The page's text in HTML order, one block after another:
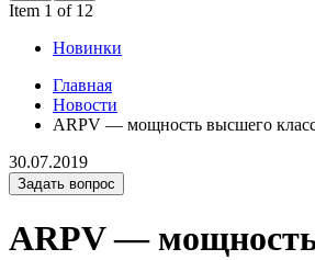
Item 1 of 12
Новинки
Главная
Новости
ARPV — мощность высшего
30.07.2019
Задать вопрос
ARPV —